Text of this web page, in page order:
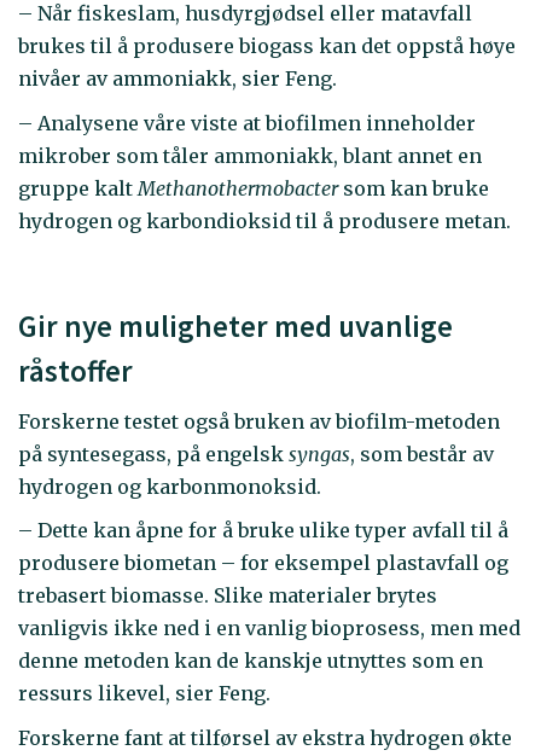
– Når fiskeslam, husdyrgjødsel eller matavfall
brukes til å produsere biogass kan det oppstå høye
nivåer av ammoniakk, sier Feng.
– Analysene våre viste at biofilmen inneholder
mikrober som tåler ammoniakk, blant annet en
gruppe kalt Methanothermobacter som kan bruke
hydrogen og karbondioksid til å produsere metan.
Gir nye muligheter med uvanlige
råstoffer
Forskerne testet også bruken av biofilm-metoden
på syntesegass, på engelsk syngas, som består av
hydrogen og karbonmonoksid.
– Dette kan åpne for å bruke ulike typer avfall til å
produsere biometan – for eksempel plastavfall og
trebasert biomasse. Slike materialer brytes
vanligvis ikke ned i en vanlig bioprosess, men med
denne metoden kan de kanskje utnyttes som en
ressurs likevel, sier Feng.
Forskerne fant at tilførsel av ekstra hydrogen økte